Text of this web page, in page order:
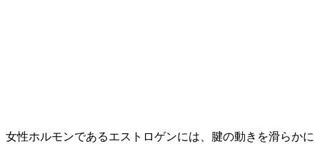
女性ホルモンであるエストロゲンには、腱の動きを滑らかに